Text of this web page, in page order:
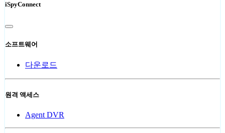
iSpyConnect
소프트웨어
다운로드
원격 액세스
Agent DVR